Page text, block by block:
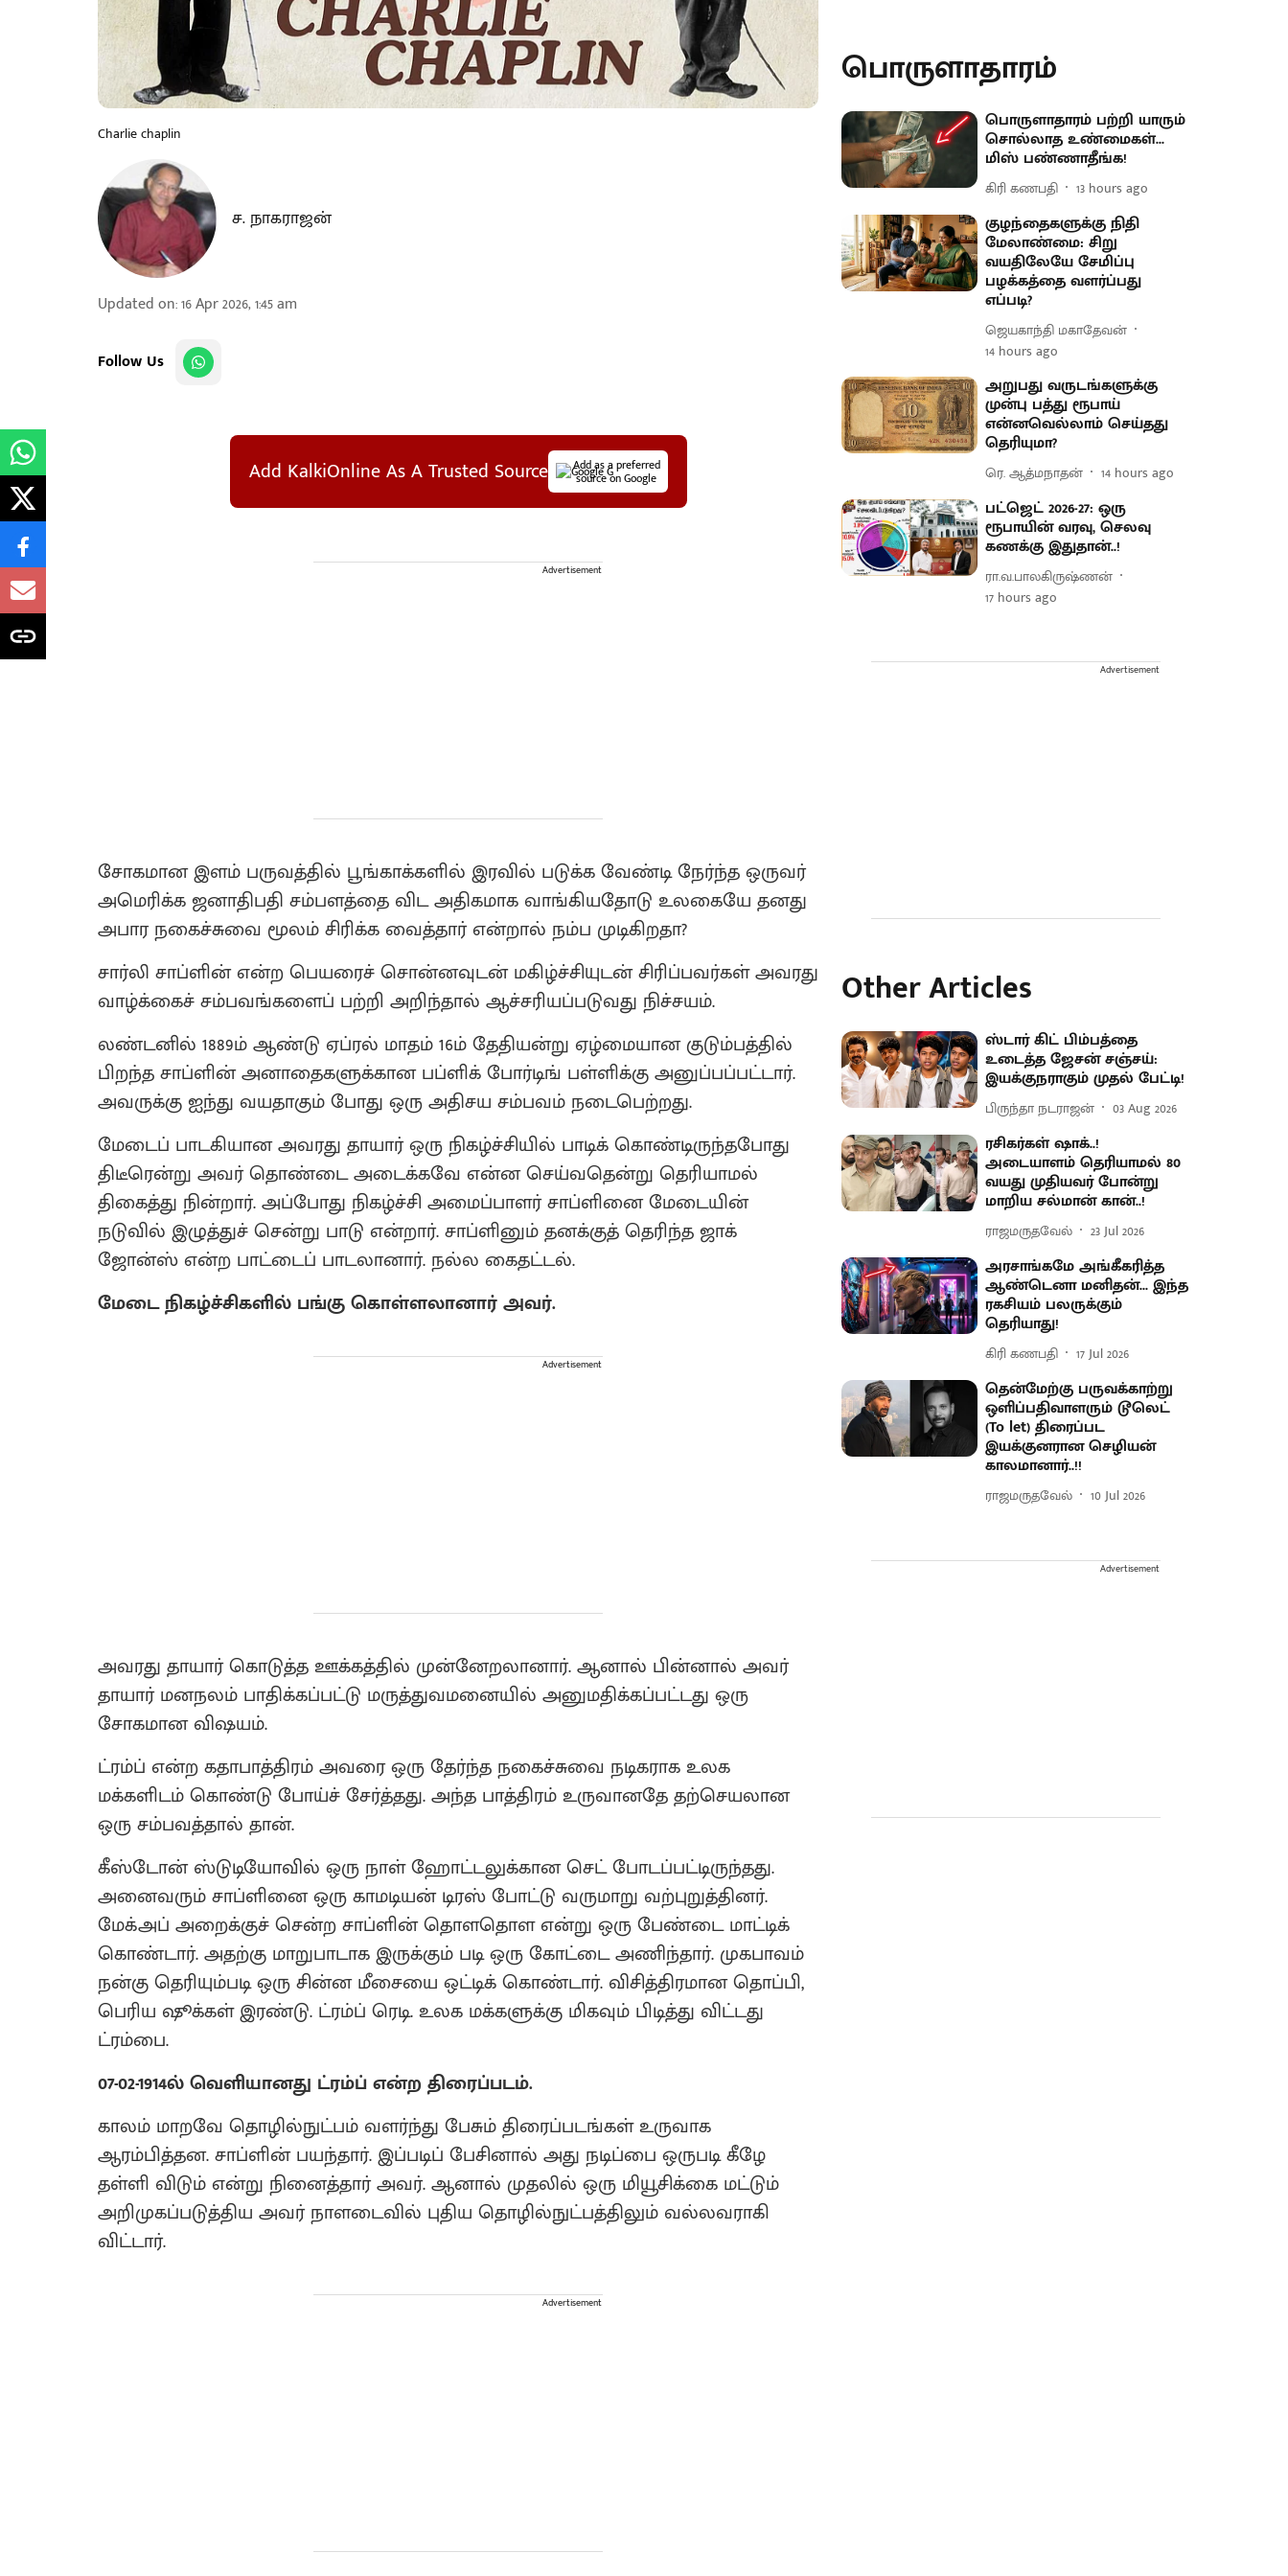
Charlie chaplin
ச. நாகராஜன்
Updated on:16 Apr 2026, 1:45 am
Follow Us
Add KalkiOnline As A Trusted Source Add as a preferred
source on Google
Advertisement
சோகமான இளம் பருவத்தில் பூங்காக்களில் இரவில் படுக்க வேண்டி நேர்ந்த ஒருவர்
அமெரிக்க ஜனாதிபதி சம்பளத்தை விட அதிகமாக வாங்கியதோடு உலகையே தனது
அபார நகைச்சுவை மூலம் சிரிக்க வைத்தார் என்றால் நம்ப முடிகிறதா?
சார்லி சாப்ளின் என்ற பெயரைச் சொன்னவுடன் மகிழ்ச்சியுடன் சிரிப்பவர்கள் அவரது
வாழ்க்கைச் சம்பவங்களைப் பற்றி அறிந்தால் ஆச்சரியப்படுவது நிச்சயம்.
லண்டனில் 1889ம் ஆண்டு ஏப்ரல் மாதம் 16ம் தேதியன்று ஏழ்மையான குடும்பத்தில்
பிறந்த சாப்ளின் அனாதைகளுக்கான பப்ளிக் போர்டிங் பள்ளிக்கு அனுப்பப்பட்டார்.
அவருக்கு ஐந்து வயதாகும் போது ஒரு அதிசய சம்பவம் நடைபெற்றது.
மேடைப் பாடகியான அவரது தாயார் ஒரு நிகழ்ச்சியில் பாடிக் கொண்டிருந்தபோது
திடீரென்று அவர் தொண்டை அடைக்கவே என்ன செய்வதென்று தெரியாமல்
திகைத்து நின்றார். அப்போது நிகழ்ச்சி அமைப்பாளர் சாப்ளினை மேடையின்
நடுவில் இழுத்துச் சென்று பாடு என்றார். சாப்ளினும் தனக்குத் தெரிந்த ஜாக்
ஜோன்ஸ் என்ற பாட்டைப் பாடலானார். நல்ல கைதட்டல்.
மேடை நிகழ்ச்சிகளில் பங்கு கொள்ளலானார் அவர்.
Advertisement
அவரது தாயார் கொடுத்த ஊக்கத்தில் முன்னேறலானார். ஆனால் பின்னால் அவர்
தாயார் மனநலம் பாதிக்கப்பட்டு மருத்துவமனையில் அனுமதிக்கப்பட்டது ஒரு
சோகமான விஷயம்.
ட்ரம்ப் என்ற கதாபாத்திரம் அவரை ஒரு தேர்ந்த நகைச்சுவை நடிகராக உலக
மக்களிடம் கொண்டு போய்ச் சேர்த்தது. அந்த பாத்திரம் உருவானதே தற்செயலான
ஒரு சம்பவத்தால் தான்.
கீஸ்டோன் ஸ்டுடியோவில் ஒரு நாள் ஹோட்டலுக்கான செட் போடப்பட்டிருந்தது.
அனைவரும் சாப்ளினை ஒரு காமடியன் டிரஸ் போட்டு வருமாறு வற்புறுத்தினர்.
மேக்அப் அறைக்குச் சென்ற சாப்ளின் தொளதொள என்று ஒரு பேண்டை மாட்டிக்
கொண்டார். அதற்கு மாறுபாடாக இருக்கும் படி ஒரு கோட்டை அணிந்தார். முகபாவம்
நன்கு தெரியும்படி ஒரு சின்ன மீசையை ஒட்டிக் கொண்டார். விசித்திரமான தொப்பி,
பெரிய ஷூக்கள் இரண்டு. ட்ரம்ப் ரெடி. உலக மக்களுக்கு மிகவும் பிடித்து விட்டது
ட்ரம்பை.
07-02-1914ல் வெளியானது ட்ரம்ப் என்ற திரைப்படம்.
காலம் மாறவே தொழில்நுட்பம் வளர்ந்து பேசும் திரைப்படங்கள் உருவாக
ஆரம்பித்தன. சாப்ளின் பயந்தார். இப்படிப் பேசினால் அது நடிப்பை ஒருபடி கீழே
தள்ளி விடும் என்று நினைத்தார் அவர். ஆனால் முதலில் ஒரு மியூசிக்கை மட்டும்
அறிமுகப்படுத்திய அவர் நாளடைவில் புதிய தொழில்நுட்பத்திலும் வல்லவராகி
விட்டார்.
Advertisement
பொருளாதாரம்
பொருளாதாரம் பற்றி யாரும்
சொல்லாத உண்மைகள்...
மிஸ் பண்ணாதீங்க!
கிரி கணபதி 13 hours ago
குழந்தைகளுக்கு நிதி
மேலாண்மை: சிறு
வயதிலேயே சேமிப்பு
பழக்கத்தை வளர்ப்பது
எப்படி?
ஜெயகாந்தி மகாதேவன்
14 hours ago
அறுபது வருடங்களுக்கு
முன்பு பத்து ரூபாய்
என்னவெல்லாம் செய்தது
தெரியுமா?
ரெ. ஆத்மநாதன் 14 hours ago
பட்ஜெட் 2026-27: ஒரு
ரூபாயின் வரவு, செலவு
கணக்கு இதுதான்..!
ரா.வ.பாலகிருஷ்ணன்
17 hours ago
Advertisement
Other Articles
ஸ்டார் கிட் பிம்பத்தை
உடைத்த ஜேசன் சஞ்சய்:
இயக்குநராகும் முதல் பேட்டி!
பிருந்தா நடராஜன் 03 Aug 2026
ரசிகர்கள் ஷாக்..!
அடையாளம் தெரியாமல் 80
வயது முதியவர் போன்று
மாறிய சல்மான் கான்..!
ராஜமருதவேல் 23 Jul 2026
அரசாங்கமே அங்கீகரித்த
ஆண்டெனா மனிதன்... இந்த
ரகசியம் பலருக்கும்
தெரியாது!
கிரி கணபதி 17 Jul 2026
தென்மேற்கு பருவக்காற்று
ஒளிப்பதிவாளரும் டூலெட்
(To let) திரைப்பட
இயக்குனரான செழியன்
காலமானார்..!!
ராஜமருதவேல் 10 Jul 2026
Advertisement